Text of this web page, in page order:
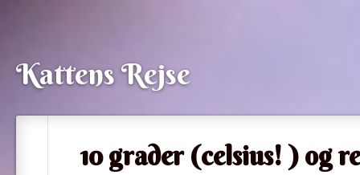
Kattens Rejse
10 grader (celsius! ) og